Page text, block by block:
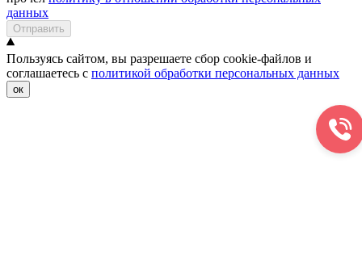
данных
Отправить
Пользуясь сайтом, вы разрешаете сбор cookie-файлов и
соглашаетесь с политикой обработки персональных данных
ок